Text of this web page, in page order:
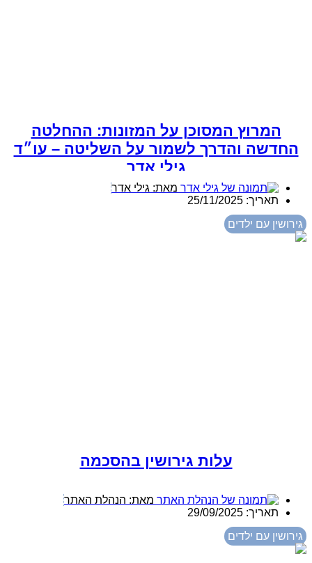
המרוץ המסוכן על המזונות: ההחלטה
החדשה והדרך לשמור על השליטה – עו״ד
גילי אדר
מאת: גילי אדר
תאריך: 25/11/2025
גירושין עם ילדים
עלות גירושין בהסכמה
מאת: הנהלת האתר
תאריך: 29/09/2025
גירושין עם ילדים